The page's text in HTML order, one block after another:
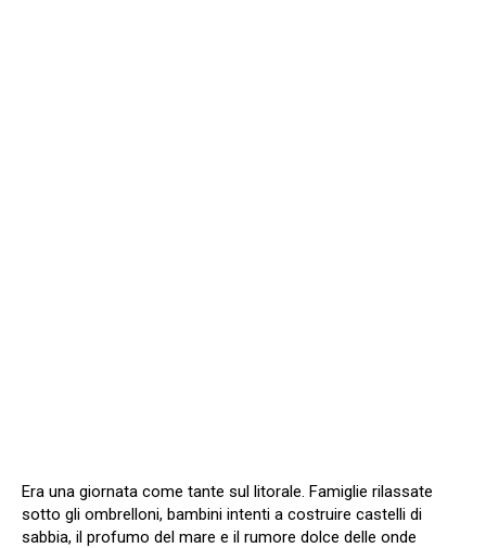
Era una giornata come tante sul litorale. Famiglie rilassate
sotto gli ombrelloni, bambini intenti a costruire castelli di
sabbia, il profumo del mare e il rumore dolce delle onde